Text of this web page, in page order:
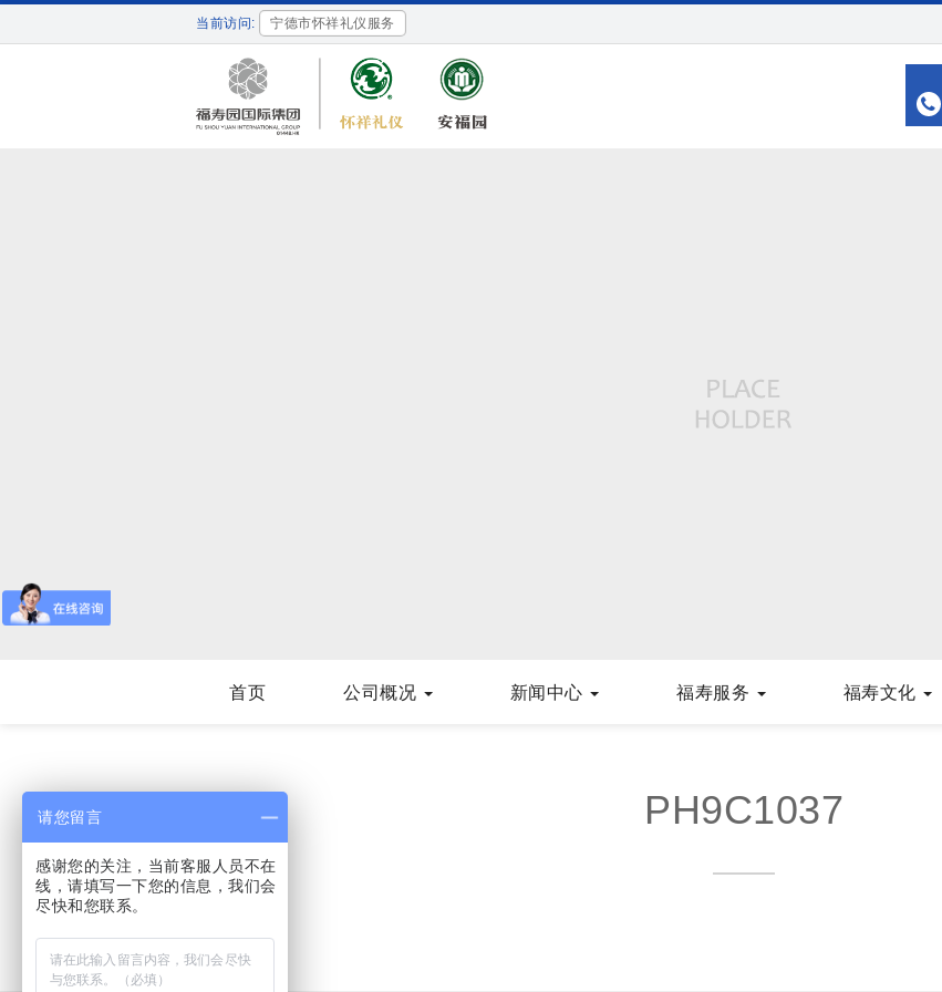
当前访问: 宁德市怀祥礼仪服务
首页 公司概况 新闻中心 福寿服务 福寿文化
PH9C1037
请您留言
感谢您的关注，当前客服人员不在
线，请填写一下您的信息，我们会
尽快和您联系。